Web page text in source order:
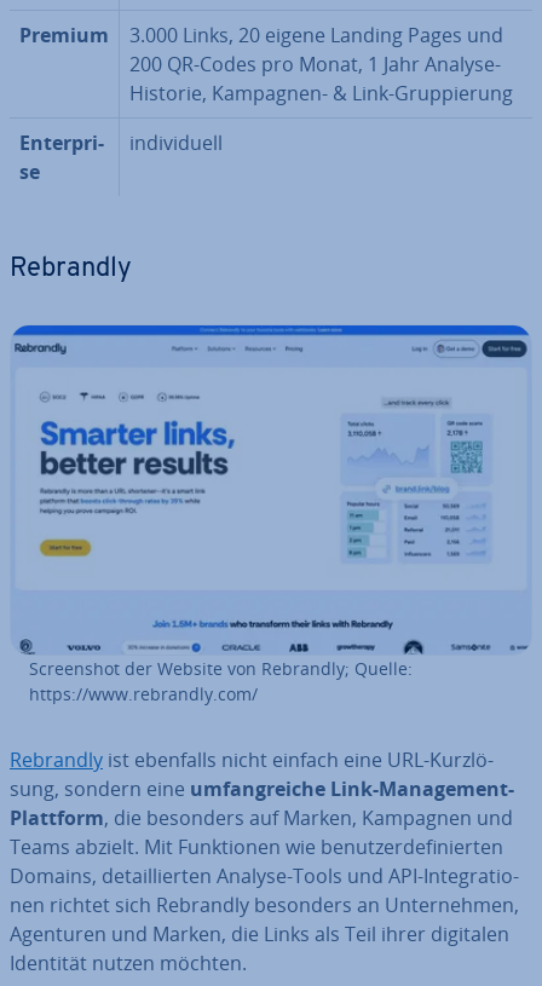
Premium
3.000 Links, 20 eigene Landing Pages und
200 QR-Codes pro Monat, 1 Jahr Analyse-
Historie, Kampagnen- & Link-Grup­pie­rung
En­ter­pri­
se
in­di­vi­du­ell
Rebrandly
Screen­shot der Website von Rebrandly; Quelle:
https://www.rebrandly.com/
Rebrandly ist ebenfalls nicht einfach eine URL-Kurz­lö­
sung, sondern eine um­fang­rei­che Link-Ma­nage­ment-
Plattform, die besonders auf Marken, Kampagnen und
Teams abzielt. Mit Funk­tio­nen wie be­nut­zer­de­fi­nier­ten
Domains, de­tail­lier­ten Analyse-Tools und API-In­te­gra­tio­
nen richtet sich Rebrandly besonders an Un­ter­neh­men,
Agenturen und Marken, die Links als Teil ihrer digitalen
Identität nutzen möchten.